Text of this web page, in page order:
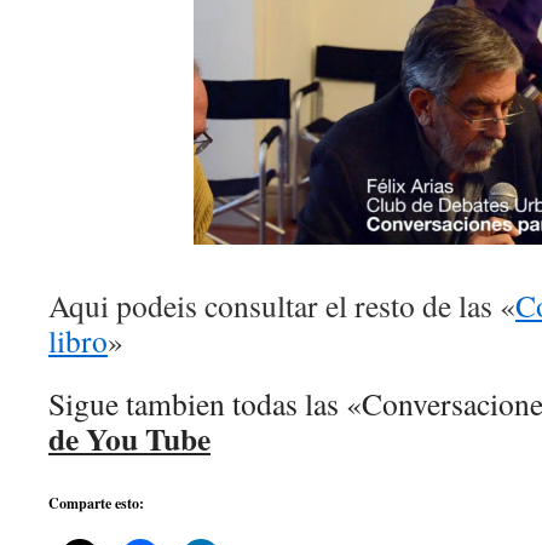
Aqui podeis consultar el resto de las «
libro»
Sigue tambien todas las
de You Tube
Comparte esto: